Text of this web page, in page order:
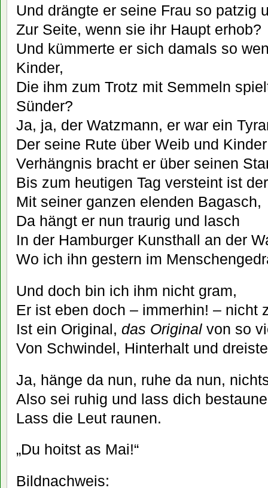
Und drängte er seine Frau so patzig
Zur Seite, wenn sie ihr Haupt erhob?
Und kümmerte er sich damals so
Kinder,
Die ihm zum Trotz mit Semmeln
Sünder?
Ja, ja, der Watzmann, er war ein
Der seine Rute über Weib und
Verhängnis bracht er über seinen
Bis zum heutigen Tag versteint ist
Mit seiner ganzen elenden Bagasch,
Da hängt er nun traurig und lasch
In der Hamburger Kunsthall an der
Wo ich ihn gestern im
Und doch bin ich ihm nicht gram,
Er ist eben doch – immerhin! – nicht
Ist ein Original, das Original von so
Von Schwindel, Hinterhalt und
Ja, hänge da nun, ruhe da nun,
Also sei ruhig und lass dich
Lass die Leut raunen.
„Du hoitst as Mai!“
Bildnachweis: